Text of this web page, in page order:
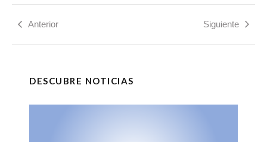
Anterior Siguiente
DESCUBRE NOTICIAS